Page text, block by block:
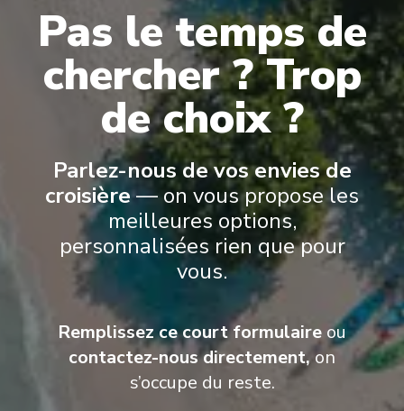
12 Tromsø
Norway
Arrivée
15/12/2027 23:45
15/12/2027 01:30
Voir plus de détails et informations
13 Finnsnes
Norway
Arrivée:16/12/2027 04:20
16/12/2027 04:40
Harstad
Norway
Arrivée:16/12/2027 08:00
16/12/2027 08:30
Expedition Suite | Two-bed suite on upper deck
Pas le temps de
chercher ? Trop
de choix ?
Parlez-nous de vos envies de
croisière — on vous propose les
meilleures options,
personnalisées rien que pour
vous.
Remplissez ce court formulaire ou
contactez-nous directement, on
s’occupe du reste.